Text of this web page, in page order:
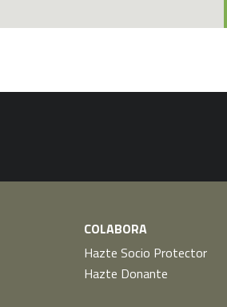
COLABORA
Hazte Socio Protector
Hazte Donante